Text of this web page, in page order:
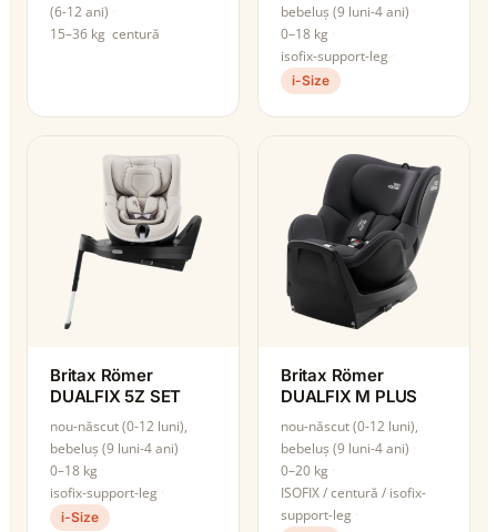
(6-12 ani)
15–36 kg centură
bebeluș (9 luni-4 ani)
0–18 kg
isofix-support-leg
i-Size
Britax Römer
DUALFIX 5Z SET
nou-născut (0-12 luni),
bebeluș (9 luni-4 ani)
0–18 kg
isofix-support-leg
i-Size
Britax Römer
DUALFIX M PLUS
nou-născut (0-12 luni),
bebeluș (9 luni-4 ani)
0–20 kg
ISOFIX / centură / isofix-
support-leg